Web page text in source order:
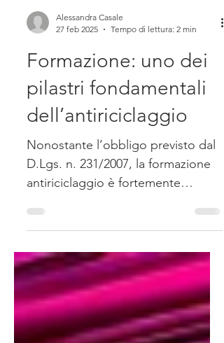
Alessandra Casale
27 feb 2025
Tempo di lettura: 2 min
Formazione: uno dei
pilastri fondamentali
dell’antiriciclaggio
D.Lgs. n. 231/2007, la formazione
antiriciclaggio è fortemente
sottovalutata.